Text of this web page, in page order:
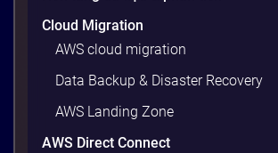
Cloud Migration
AWS cloud migration
Data Backup & Disaster Recovery
AWS Landing Zone
AWS Direct Connect